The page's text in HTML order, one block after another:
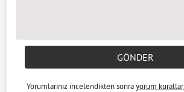
GÖNDER
Yorumlarınız incelendikten sonrayorum